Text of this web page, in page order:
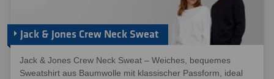
Jack & Jones Crew Neck Sweat
Jack & Jones Crew Neck Sweat – Weiches, bequemes
Sweatshirt aus Baumwolle mit klassischer Passform, ideal